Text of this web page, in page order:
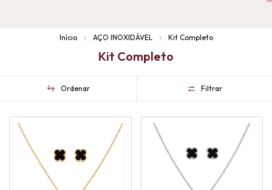
Início AÇO INOXIDÁVEL Kit Completo
Kit Completo
Ordenar Filtrar